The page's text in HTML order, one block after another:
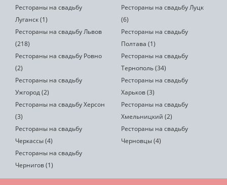
Рестораны на свадьбу
Луганск (1)
Рестораны на свадьбу Луцк
(6)
Рестораны на свадьбу Львов
(218)
Рестораны на свадьбу
Полтава (1)
Рестораны на свадьбу Ровно
(2)
Рестораны на свадьбу
Тернополь (34)
Рестораны на свадьбу
Ужгород (2)
Рестораны на свадьбу
Харьков (3)
Рестораны на свадьбу Херсон
(3)
Рестораны на свадьбу
Хмельницкий (2)
Рестораны на свадьбу
Черкассы (4)
Рестораны на свадьбу
Черновцы (4)
Рестораны на свадьбу
Чернигов (1)